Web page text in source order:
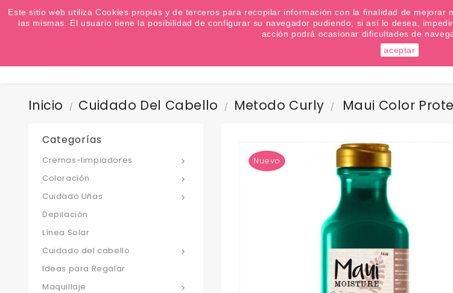
¿Quiere conocer las próximas ofertas del fin de semana? Apúntate a nuestra Newsletter
Inicio Cuidado Del Cabello Metodo Curly Maui Color
Categorías

Cremas-limpiadores

Coloración

Cuidado Uñas
Depilación
Línea Solar

Cuidado del cabello
Ideas para Regalar

Maquillaje
Nuevo
Este sitio web utiliza Cookies propias y de terceros para recopilar información con la finalidad de
las mismas. El usuario tiene la posibilidad de configurar su navegador pudiendo, si así lo desea,
acción podrá ocasionar dificultades de
aceptar